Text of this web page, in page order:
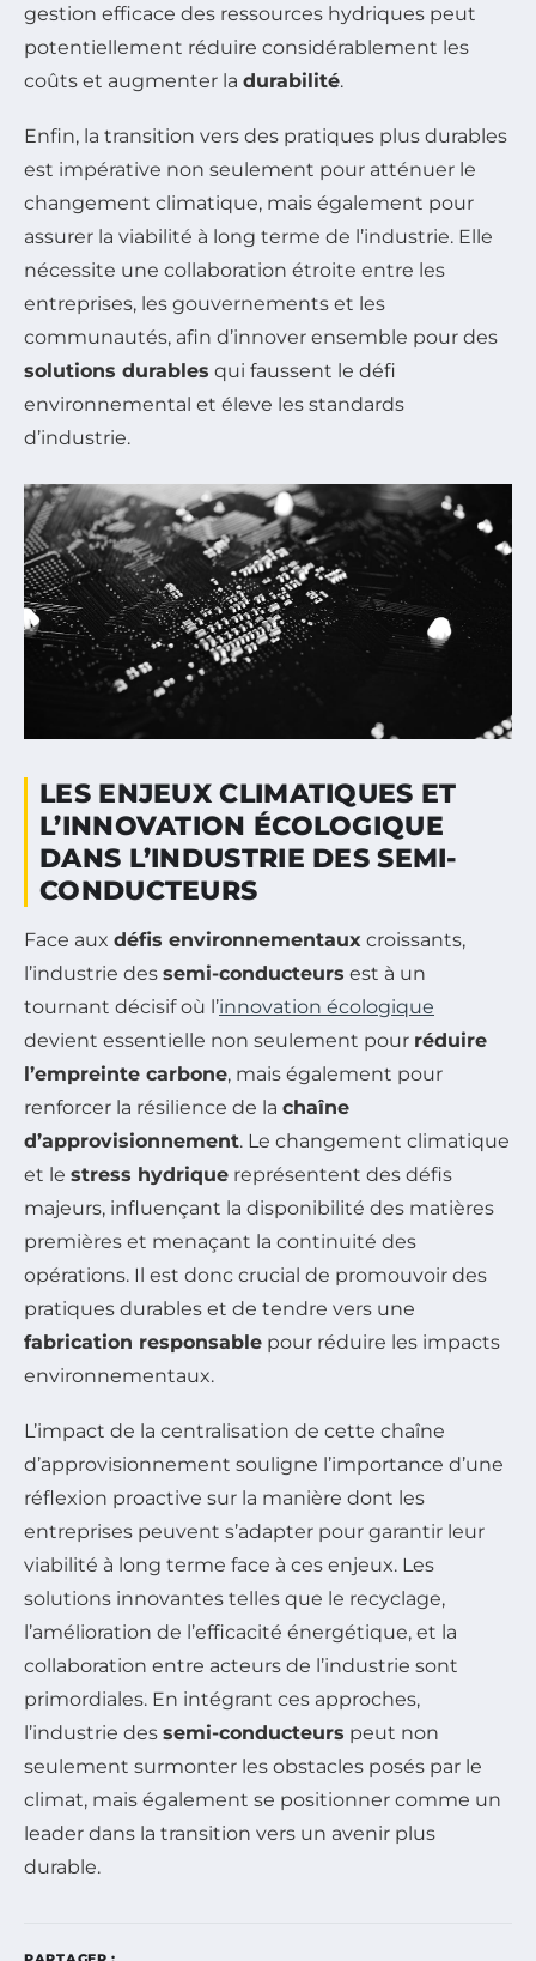
gestion efficace des ressources hydriques peut
potentiellement réduire considérablement les
coûts et augmenter la durabilité.
Enfin, la transition vers des pratiques plus durables
est impérative non seulement pour atténuer le
changement climatique, mais également pour
assurer la viabilité à long terme de l’industrie. Elle
nécessite une collaboration étroite entre les
entreprises, les gouvernements et les
communautés, afin d’innover ensemble pour des
solutions durables qui faussent le défi
environnemental et éleve les standards
d’industrie.
LES ENJEUX CLIMATIQUES ET
L’INNOVATION ÉCOLOGIQUE
DANS L’INDUSTRIE DES SEMI-
CONDUCTEURS
Face aux défis environnementaux croissants,
l’industrie des semi-conducteurs est à un
tournant décisif où l’innovation écologique
devient essentielle non seulement pour réduire
l’empreinte carbone, mais également pour
renforcer la résilience de la chaîne
d’approvisionnement. Le changement climatique
et le stress hydrique représentent des défis
majeurs, influençant la disponibilité des matières
premières et menaçant la continuité des
opérations. Il est donc crucial de promouvoir des
pratiques durables et de tendre vers une
fabrication responsable pour réduire les impacts
environnementaux.
L’impact de la centralisation de cette chaîne
d’approvisionnement souligne l’importance d’une
réflexion proactive sur la manière dont les
entreprises peuvent s’adapter pour garantir leur
viabilité à long terme face à ces enjeux. Les
solutions innovantes telles que le recyclage,
l’amélioration de l’efficacité énergétique, et la
collaboration entre acteurs de l’industrie sont
primordiales. En intégrant ces approches,
l’industrie des semi-conducteurs peut non
seulement surmonter les obstacles posés par le
climat, mais également se positionner comme un
leader dans la transition vers un avenir plus
durable.